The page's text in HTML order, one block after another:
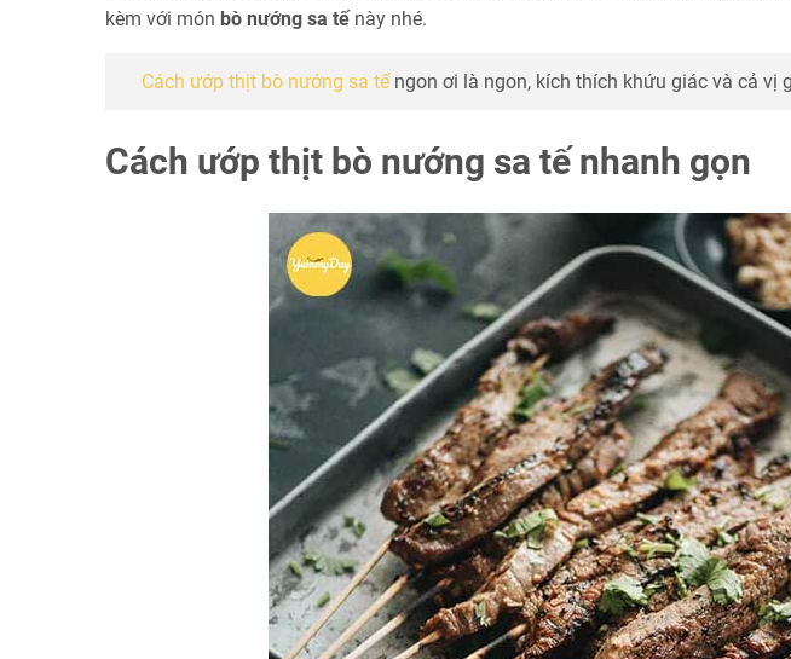
kèm với món bò nướng sa tế này nhé.
Cách ướp thịt bò nướng sa tếngon ơi là ngon, kích thích khứu giác và cả vị
Cách ướp thịt bò nướng sa tế nhanh gọn